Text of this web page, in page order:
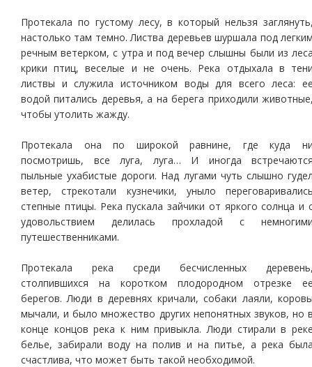
Протекала по густому лесу, в который нельзя
настолько там темно. Листва деревьев шуршала под
речным ветерком, с утра и под вечер слышны были из
крики птиц, веселые и не очень. Река отдыхала в
листвы и служила источником воды для всего леса:
водой питались деревья, а на берега приходили
чтобы утолить жажду.
Протекала она по широкой равнине, где куда
посмотришь, все луга, луга… И иногда
пыльные ухабистые дороги. Над лугами чуть слышно
ветер, стрекотали кузнечики, уныло
степные птицы. Река пускала зайчики от яркого солнца и
удовольствием делилась прохладой с
путешественниками.
Протекала река среди бесчисленных
столпившихся на коротком плодородном отрезке
берегов. Люди в деревнях кричали, собаки лаяли,
мычали, и было множество других непонятных звуков, но
конце концов река к ним привыкла. Люди стирали в
белье, забирали воду на полив и на питье, а река
счастлива, что может быть такой необходимой.